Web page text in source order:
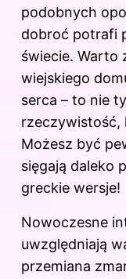
podobnych
dobroć potrafi
świecie. Warto
wiejskiego
serca – to nie
rzeczywistość,
Możesz być
sięgają daleko
greckie wersje!
Nowoczesne
uwzględniają
przemiana